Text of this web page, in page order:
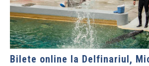
Bilete online la Delfinariul,